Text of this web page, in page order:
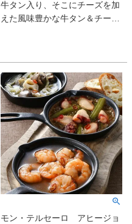
牛タン入り、そこにチーズを加
えた風味豊かな牛タン＆チーズ
モン・テルセーロ アヒージョ